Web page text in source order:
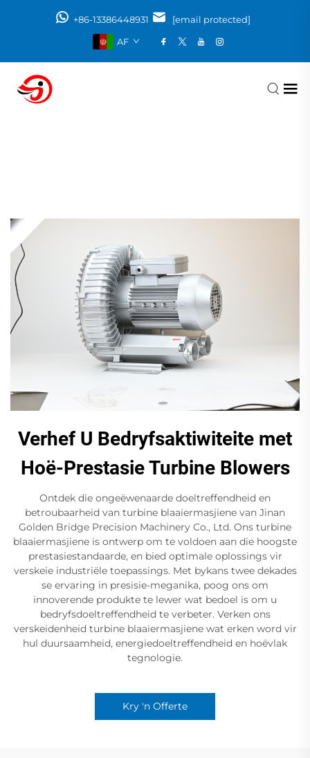
+86-13386448931
[email protected]
AF
Verhef U Bedryfsaktiwiteite met
Hoë-Prestasie Turbine Blowers
Ontdek die ongeëwenaarde doeltreffendheid en
betroubaarheid van turbine blaaiermasjiene van Jinan
Golden Bridge Precision Machinery Co., Ltd. Ons turbine
blaaiermasjiene is ontwerp om te voldoen aan die hoogste
prestasiestandaarde, en bied optimale oplossings vir
verskeie industriële toepassings. Met bykans twee dekades
se ervaring in presisie-meganika, poog ons om
innoverende produkte te lewer wat bedoel is om u
bedryfsdoeltreffendheid te verbeter. Verken ons
verskeidenheid turbine blaaiermasjiene wat erken word vir
hul duursaamheid, energiedoeltreffendheid en hoëvlak
tegnologie.
Kry 'n Offerte